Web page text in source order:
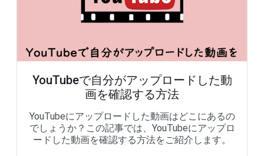
YouTubeで自分がアップロードした動
画を確認する方法
YouTubeにアップロードした動画はどこにあるの
でしょうか？この記事では、YouTubeにアップロ
ードした動画を確認する方法をご紹介します。